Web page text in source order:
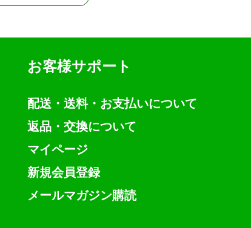
お客様サポート
配送・送料・お支払いについて
返品・交換について
マイページ
新規会員登録
メールマガジン購読